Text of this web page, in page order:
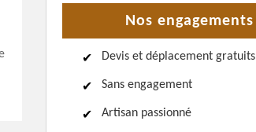
Nos engagements
Devis et déplacement gratuits
Sans engagement
Artisan passionné